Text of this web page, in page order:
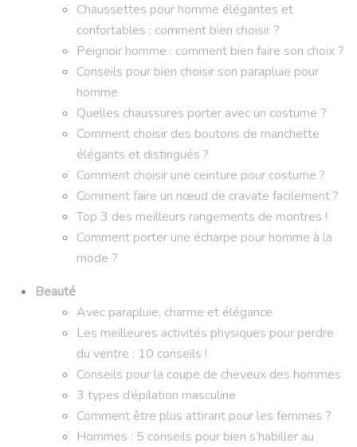
Chaussettes pour homme élégantes et
confortables : comment bien choisir ?
Peignoir homme : comment bien faire son choix ?
Conseils pour bien choisir son parapluie pour
homme
Quelles chaussures porter avec un costume ?
Comment choisir des boutons de manchette
élégants et distingués ?
Comment choisir une ceinture pour costume ?
Comment faire un nœud de cravate facilement ?
Top 3 des meilleurs rangements de montres !
Comment porter une écharpe pour homme à la
mode ?
Beauté
Avec parapluie, charme et élégance
Les meilleures activités physiques pour perdre
du ventre : 10 conseils !
Conseils pour la coupe de cheveux des hommes
3 types d’épilation masculine
Comment être plus attirant pour les femmes ?
Hommes : 5 conseils pour bien s’habiller au